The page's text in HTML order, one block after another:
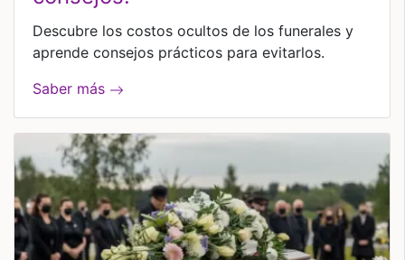
Descubre los costos ocultos de los funerales y
aprende consejos prácticos para evitarlos.
Saber más